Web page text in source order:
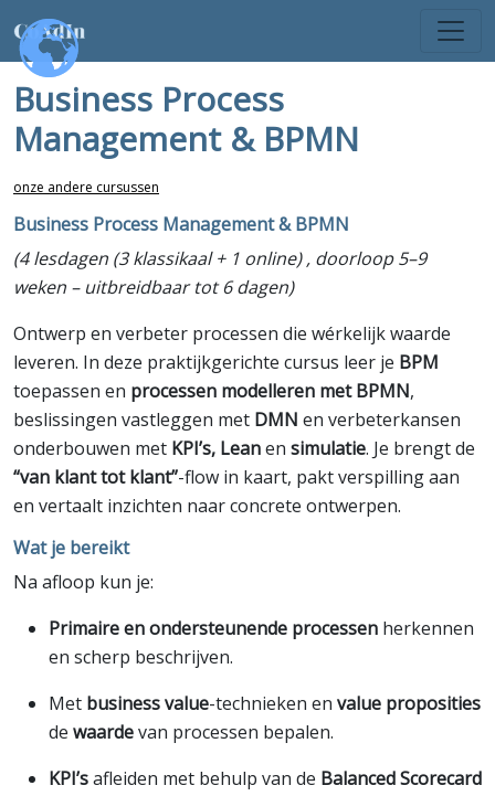
Business Process
Management & BPMN
onze andere cursussen
Business Process Management & BPMN
(4 lesdagen (3 klassikaal + 1 online) , doorloop 5–9
weken – uitbreidbaar tot 6 dagen)
Ontwerp en verbeter processen die wérkelijk waarde
leveren. In deze praktijkgerichte cursus leer je BPM
toepassen en processen modelleren met BPMN,
beslissingen vastleggen met DMN en verbeterkansen
onderbouwen met KPI’s, Leanen simulatie. Je brengt de
“van klant tot klant”-flow in kaart, pakt verspilling aan
en vertaalt inzichten naar concrete ontwerpen.
Wat je bereikt
Na afloop kun je:
Primaire en ondersteunende processen herkennen
en scherp beschrijven.
Met business value-technieken en value proposities
de waardevan processen bepalen.
KPI’safleiden met behulp van de Balanced Scorecard